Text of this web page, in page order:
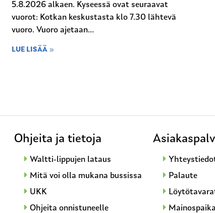
5.8.2026 alkaen. Kyseessä ovat seuraavat
vuorot: Kotkan keskustasta klo 7.30 lähtevä
vuoro. Vuoro ajetaan...
LUE LISÄÄ
Ohjeita ja tietoja
Waltti-lippujen lataus
Mitä voi olla mukana bussissa
UKK
Ohjeita onnistuneelle
Palaute